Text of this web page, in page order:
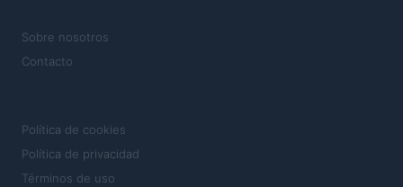
Sobre nosotros
Contacto
Política de cookies
Política de privacidad
Términos de uso